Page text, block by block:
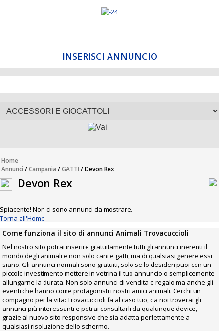
INSERISCI ANNUNCIO
Home
Annunci /Campania /GATTI / Devon Rex
Devon Rex
Spiacente! Non ci sono annunci da mostrare.
Torna all'Home
Come funziona il sito di annunci Animali Trovacuccioli
Nel nostro sito potrai inserire gratuitamente tutti gli annunci inerenti il
mondo degli animali e non solo cani e gatti, ma di qualsiasi genere essi
siano. Gli annunci normali sono gratuiti, solo se lo desideri puoi con un
piccolo investimento mettere in vetrina il tuo annuncio o semplicemente
allungarne la durata. Non solo annunci di vendita o regalo ma anche gli
eventi che hanno come protagonisti i nostri amici animali. Cerchi un
compagno per la vita: Trovacuccioli fa al caso tuo, da noi troverai gli
annunci più interessanti e potrai consultarli da qualunque device,
grazie al nuovo sito responsive che sia adatta perfettamente a
qualsiasi risoluzione dello schermo.